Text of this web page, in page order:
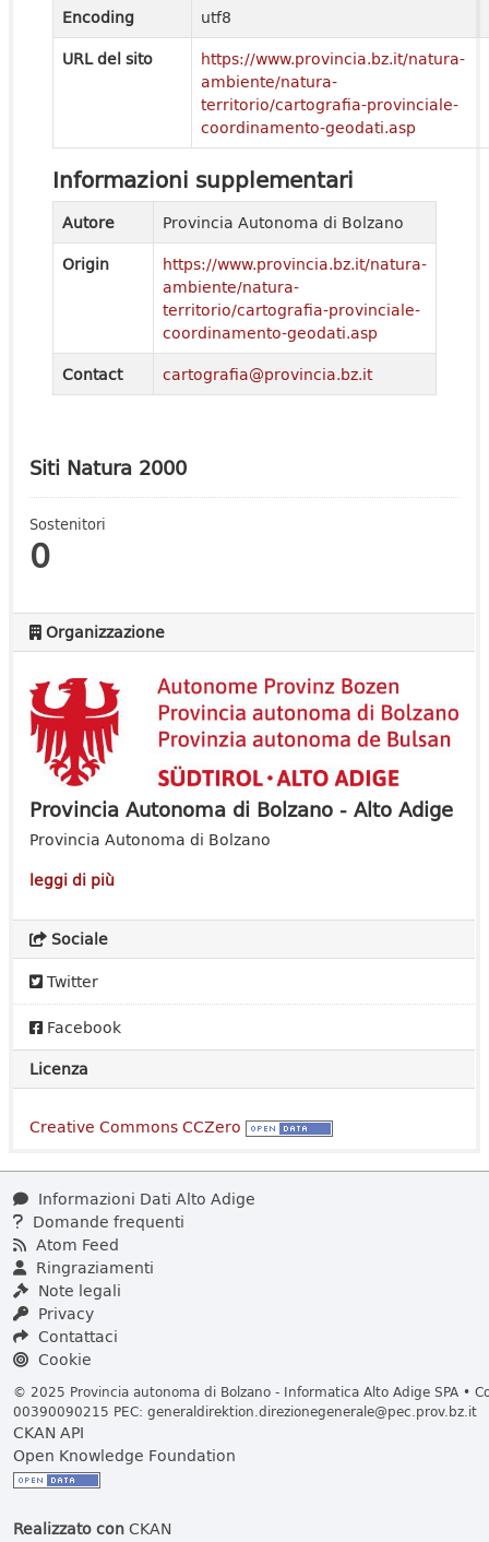
Siti Natura 2000
Sostenitori
0
Organizzazione
Provincia Autonoma di Bolzano - Alto Adige
Provincia Autonoma di Bolzano
leggi di più
Sociale
Twitter
Facebook
Licenza
Creative Commons CCZero
Encoding
utf8
URL del sito
https://www.provincia.bz.it/natura-
ambiente/natura-
territorio/cartografia-provinciale-
coordinamento-geodati.asp
Informazioni supplementari
Autore
Provincia Autonoma di Bolzano
Origin
https://www.provincia.bz.it/natura-
ambiente/natura-
territorio/cartografia-provinciale-
coordinamento-geodati.asp
Contact
cartografia@provincia.bz.it
Informazioni Dati Alto Adige
Domande frequenti
Atom Feed
Ringraziamenti
Note legali
Privacy
Contattaci
Cookie
© 2025 Provincia autonoma di Bolzano - Informatica Alto Adige SPA •
00390090215 PEC: generaldirektion.direzionegenerale@pec.prov.bz.it
CKAN API
Open Knowledge Foundation
Realizzato conCKAN